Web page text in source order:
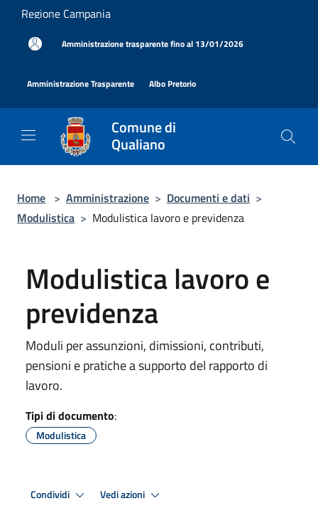
Salta al contenuto principale
Regione Campania
Amministrazione trasparente fino al 13/01/2026
Amministrazione Trasparente Albo Pretorio
Comune di
Qualiano
Home > Amministrazione > Documenti e dati >
Modulistica > Modulistica lavoro e previdenza
Modulistica lavoro e
previdenza
Moduli per assunzioni, dimissioni, contributi,
pensioni e pratiche a supporto del rapporto di
lavoro.
Tipi di documento:
Modulistica
Condividi Vedi azioni